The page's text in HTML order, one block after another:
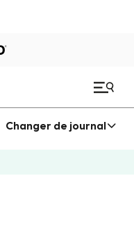
Changer de journal